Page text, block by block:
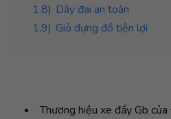
1.8) Dây đai an toàn
1.9) Giỏ đựng đồ tiện lợi
Thương hiệu xe đẩy Gb